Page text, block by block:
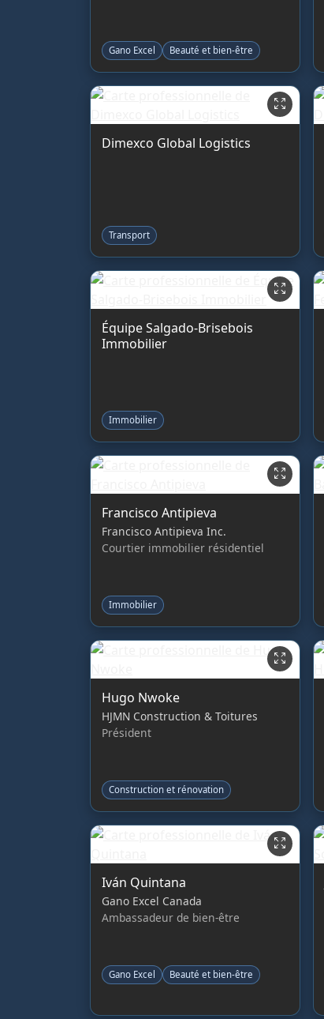
Gano Excel Beauté et bien-être
Dimexco Global Logistics
Transport
Équipe Salgado-Brisebois
Immobilier
Immobilier
Francisco Antipieva
Francisco Antipieva Inc.
Courtier immobilier résidentiel
Immobilier
Hugo Nwoke
HJMN Construction & Toitures
Président
Construction et rénovation
Iván Quintana
Gano Excel Canada
Ambassadeur de bien-être
Gano Excel Beauté et bien-être